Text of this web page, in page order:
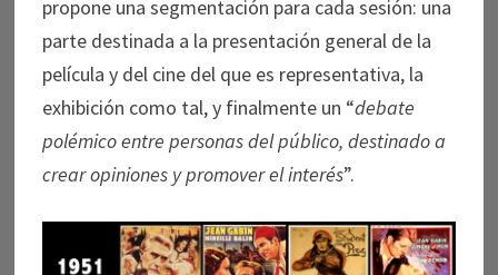
propone una segmentación para cada sesión: una
parte destinada a la presentación general de la
película y del cine del que es representativa, la
exhibición como tal, y finalmente un “debate
polémico entre personas del público, destinado a
crear opiniones y promover el interés”.